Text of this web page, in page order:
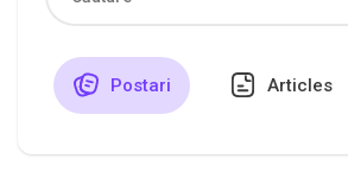
Discover Grupuri
Postari Articles